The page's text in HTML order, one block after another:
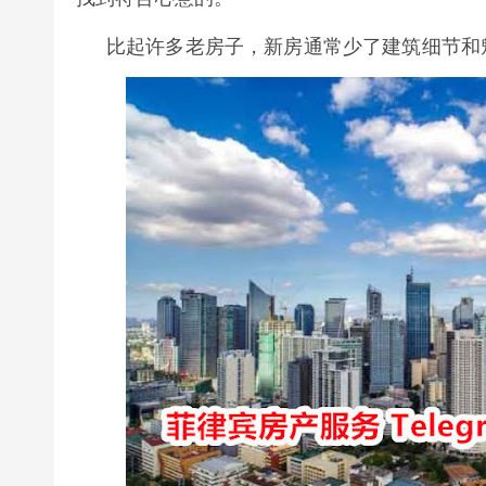
比起许多老房子，新房通常少了建筑细节